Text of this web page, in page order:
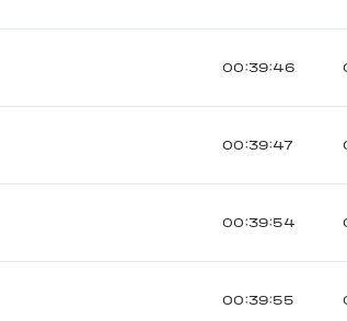
00:39:46
00:39:47
00:39:54
00:39:55